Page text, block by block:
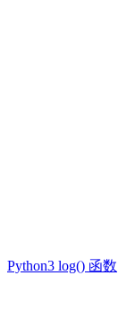
Python3 log() 函数